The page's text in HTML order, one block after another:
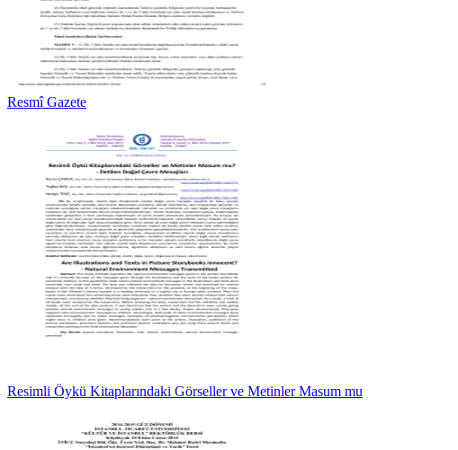
Resmî Gazete
Resimli Öykü Kitaplarındaki Görseller ve Metinler Masum mu